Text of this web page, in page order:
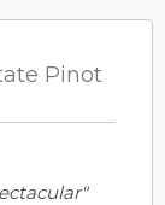
Pinot